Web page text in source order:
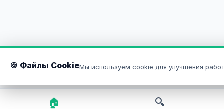
🏠 🔍
🍪 Файлы CookieМы используем cookie для улучшения